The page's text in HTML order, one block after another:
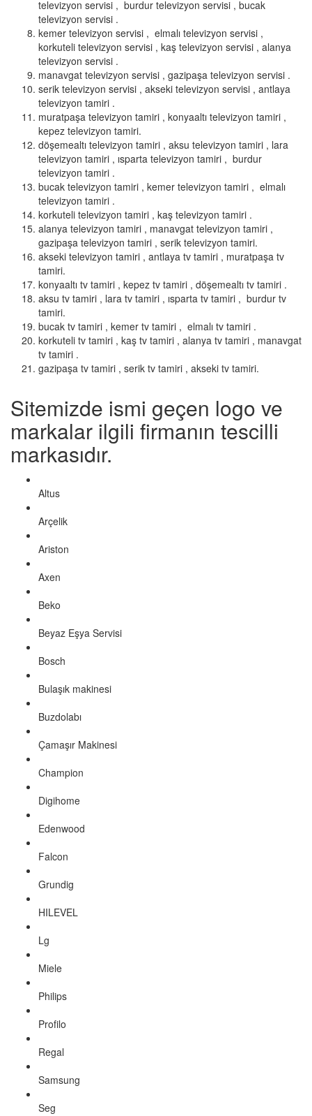
televizyon servisi , burdur televizyon servisi , bucak
televizyon servisi .
kemer televizyon servisi , elmalı televizyon servisi ,
korkuteli televizyon servisi , kaş televizyon servisi , alanya
televizyon servisi .
manavgat televizyon servisi , gazipaşa televizyon servisi .
serik televizyon servisi , akseki televizyon servisi , antlaya
televizyon tamiri .
muratpaşa televizyon tamiri , konyaaltı televizyon tamiri ,
kepez televizyon tamiri.
döşemealtı televizyon tamiri , aksu televizyon tamiri , lara
televizyon tamiri , ısparta televizyon tamiri , burdur
televizyon tamiri .
bucak televizyon tamiri , kemer televizyon tamiri , elmalı
televizyon tamiri .
korkuteli televizyon tamiri , kaş televizyon tamiri .
alanya televizyon tamiri , manavgat televizyon tamiri ,
gazipaşa televizyon tamiri , serik televizyon tamiri.
akseki televizyon tamiri , antlaya tv tamiri , muratpaşa tv
tamiri.
konyaaltı tv tamiri , kepez tv tamiri , döşemealtı tv tamiri .
aksu tv tamiri , lara tv tamiri , ısparta tv tamiri , burdur tv
tamiri.
bucak tv tamiri , kemer tv tamiri , elmalı tv tamiri .
korkuteli tv tamiri , kaş tv tamiri , alanya tv tamiri , manavgat
tv tamiri .
gazipaşa tv tamiri , serik tv tamiri , akseki tv tamiri.
Sitemizde ismi geçen logo ve
markalar ilgili firmanın tescilli
markasıdır.
Altus
Arçelik
Ariston
Axen
Beko
Beyaz Eşya Servisi
Bosch
Bulaşık makinesi
Buzdolabı
Çamaşır Makinesi
Champion
Digihome
Edenwood
Falcon
Grundig
HILEVEL
Lg
Miele
Philips
Profilo
Regal
Samsung
Seg